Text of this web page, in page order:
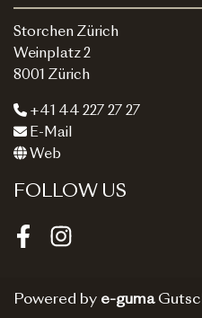
Storchen Zürich
Weinplatz 2
8001 Zürich
+41 44 227 27 27
E-Mail
Web
FOLLOW US
FacebookInstagram
Powered by e-guma